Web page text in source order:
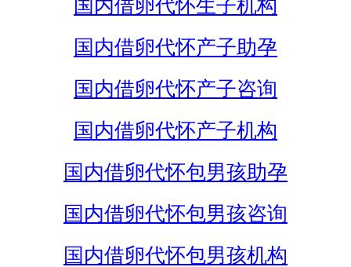
国内借卵代怀生子机构
国内借卵代怀产子助孕
国内借卵代怀产子咨询
国内借卵代怀产子机构
国内借卵代怀包男孩助孕
国内借卵代怀包男孩咨询
国内借卵代怀包男孩机构